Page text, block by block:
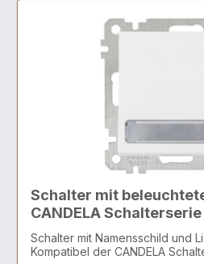
Schalter mit
CANDELA Schalterserie
Schalter mit Namensschild und
Kompatibel der CANDELA